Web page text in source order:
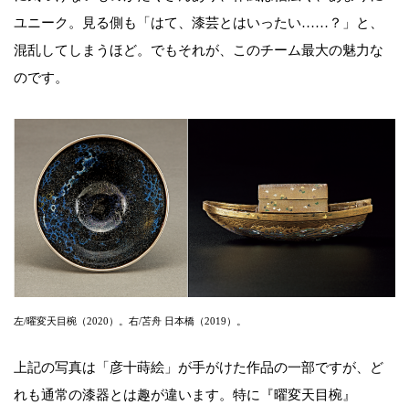
ユニーク。見る側も「はて、漆芸とはいったい……？」と、
混乱してしまうほど。でもそれが、このチーム最大の魅力な
のです。
左/曜変天目椀（2020）。右/苫舟 日本橋（2019）。
上記の写真は「彦十蒔絵」が手がけた作品の一部ですが、ど
れも通常の漆器とは趣が違います。特に『曜変天目椀』